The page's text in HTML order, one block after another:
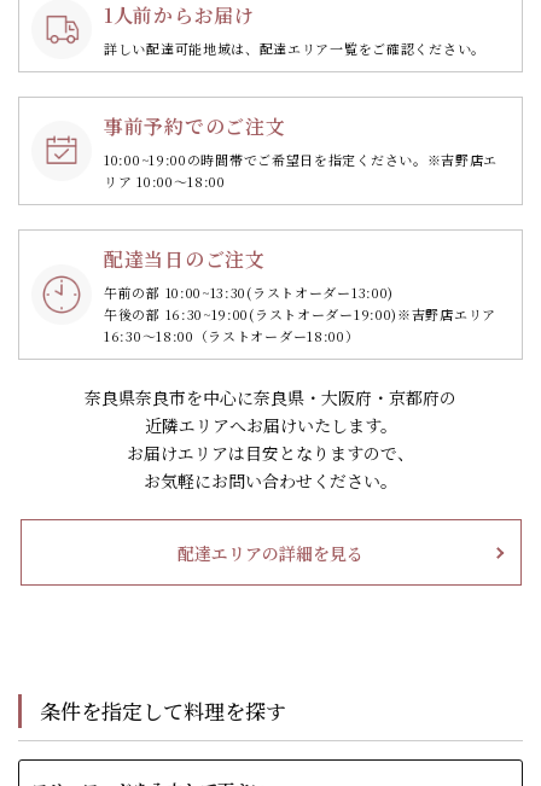
1人前からお届け
詳しい配達可能地域は、配達エリア一覧をご確認ください。
事前予約でのご注文
10:00~19:00の時間帯でご希望日を指定ください。 ※吉野店エ
リア 10:00～18:00
配達当日のご注文
午前の部 10:00~13:30(ラストオーダー13:00)
午後の部 16:30~19:00(ラストオーダー19:00)※吉野店エリア
16:30～18:00（ラストオーダー18:00）
奈良県奈良市を中心に奈良県・大阪府・京都府の
近隣エリアへお届けいたします。
お届けエリアは目安となりますので、
お気軽にお問い合わせください。
配達エリアの詳細を見る
条件を指定して料理を探す